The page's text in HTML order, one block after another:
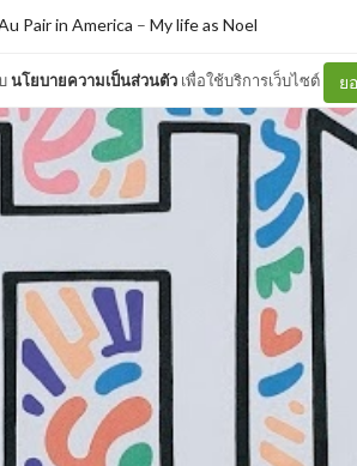
นโยบายความเป็นส่วนตัว เพื่อใช้บริการเว็บไซต์ ย
Pair in America – My life as Noel